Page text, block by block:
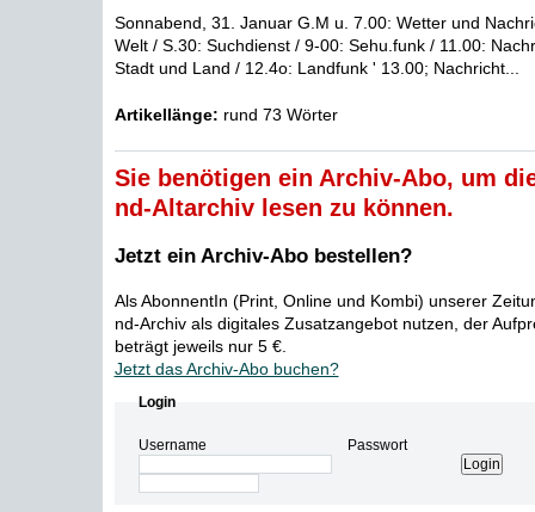
Sonnabend, 31. Januar G.M u. 7.00: Wetter und
Welt / S.30: Suchdienst / 9-00: Sehu.funk / 11.00:
Stadt und Land / 12.4o: Landfunk ' 13.00; Nachricht...
Artikellänge: rund 73 Wörter
Sie benötigen ein Archiv-Abo, um
nd-Altarchiv lesen zu können.
Jetzt ein Archiv-Abo bestellen?
Als AbonnentIn (Print, Online und Kombi) unserer
nd-Archiv als digitales Zusatzangebot nutzen, der
beträgt jeweils nur 5 €.
Jetzt das Archiv-Abo buchen?
Login
Username Passwort